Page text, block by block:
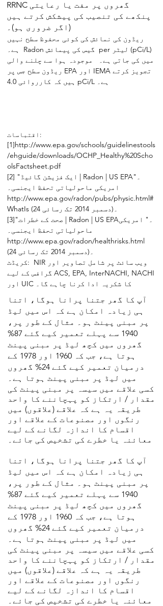
RRNC گھروں پر مفت یا رعایتی
پنکھے کی تنصیب کی پیشکش کرتے ہیں
(اگر ضروری ہو)۔
ریڈون کی نمائش کی کوئی محفوظ سطح نہیں
ہے۔ Radon گیس کی پیمائش per لیٹر (pCi/L)
میں کی جاتی ہے۔ موجودہ ہوا سے چلنے والی
ریڈون سطح جس پر EPA اور IEMA تجویز کرتے
ہیں کہ کارروائی 4.0 pCi/L ہے۔
اقتباسات:
[1]http://www.epa.gov/schools/guidelinestools
/ehguide/downloads/OCHP_Healthy%20Scho
olsFactsheet.pdf
[2] "ایک فزیشن گائیڈ | Radon | US EPA۔"
امریکی ماحولیاتی تحفظ ایجنسی۔
http://www.epa.gov/radon/pubs/physic.html#
WhatIs
(24 دسمبر 2014 تک رسائی)۔
[3]"صحت کے خطرات | Radon | US EPA۔" امریکی
ماحولیاتی تحفظ ایجنسی۔
http://www.epa.gov/radon/healthrisks.html
(24 دسمبر 2014 تک رسائی)۔
کریڈٹ: NIR ویب سائٹ پر شامل تصاویر اور
گرافس کے لیے ACS, EPA, InterNACHI, NACHI
اور UIC کا شکریہ ادا کرنا چاہے گا۔
آپ کا گھر جتنا پرانا ہوگا، اتنا
ہی زیادہ امکان ہے کہ اس میں لیڈ
پر مبنی پینٹ ہو۔ مثال کے طور پر،
1940 سے پہلے تعمیر کیے گئے 87%
گھروں میں کچھ لیڈ پر مبنی پینٹ
ہوتا ہے، جب کہ 1960 اور 1978 کے
درمیان تعمیر کیے گئے 24% گھروں
میں لیڈ پر مبنی پینٹ ہوتا ہے۔
کسی علاقے میں سیسہ پر مبنی پینٹ کی
مقدار / ارتکاز کو پہچاننے کا واحد
طریقہ یہ ہے کہ علاقے (علاقوں) میں
رنگوں اور مصنوعات کے علاقے اور
اقسام کا اندازہ لگانے کے لیے
معائنہ یا خطرے کی تشخیص کی جائے۔
آپ کا گھر جتنا پرانا ہوگا، اتنا
ہی زیادہ امکان ہے کہ اس میں لیڈ
پر مبنی پینٹ ہو۔ مثال کے طور پر،
1940 سے پہلے تعمیر کیے گئے 87%
گھروں میں کچھ لیڈ پر مبنی پینٹ
ہوتا ہے، جب کہ 1960 اور 1978 کے
درمیان تعمیر کیے گئے 24% گھروں
میں لیڈ پر مبنی پینٹ ہوتا ہے۔
کسی علاقے میں سیسہ پر مبنی پینٹ کی
مقدار / ارتکاز کو پہچاننے کا واحد
طریقہ یہ ہے کہ علاقے (علاقوں) میں
رنگوں اور مصنوعات کے علاقے اور
اقسام کا اندازہ لگانے کے لیے
معائنہ یا خطرے کی تشخیص کی جائے۔